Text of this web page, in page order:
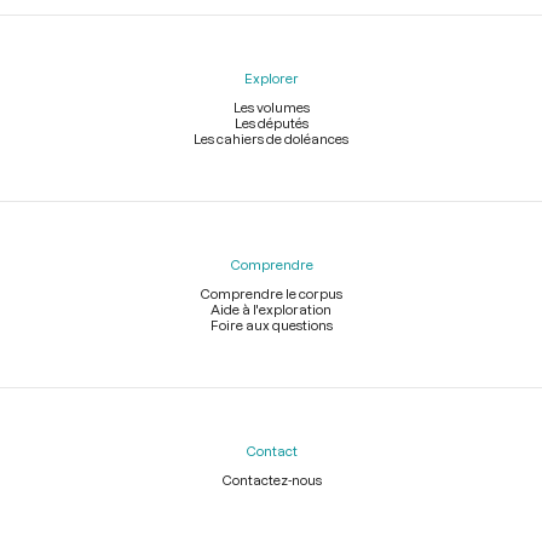
Explorer
Les volumes
Les députés
Les cahiers de doléances
Comprendre
Comprendre le corpus
Aide à l'exploration
Foire aux questions
Contact
Contactez-nous